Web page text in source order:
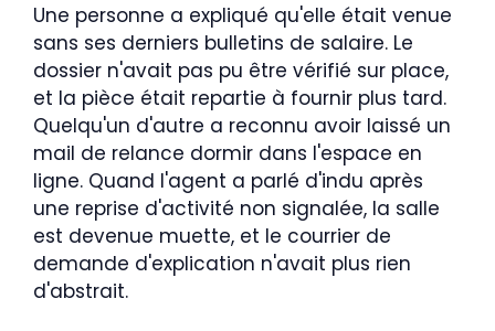
Une personne a expliqué qu'elle était venue
sans ses derniers bulletins de salaire. Le
dossier n'avait pas pu être vérifié sur place,
et la pièce était repartie à fournir plus tard.
Quelqu'un d'autre a reconnu avoir laissé un
mail de relance dormir dans l'espace en
ligne. Quand l'agent a parlé d'indu après
une reprise d'activité non signalée, la salle
est devenue muette, et le courrier de
demande d'explication n'avait plus rien
d'abstrait.